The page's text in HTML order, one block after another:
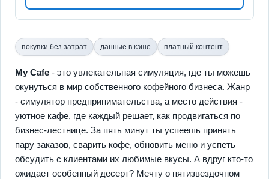
покупки без затрат данные в кэше платный контент
My Cafe - это увлекательная симуляция, где ты можешь
окунуться в мир собственного кофейного бизнеса. Жанр
- симулятор предпринимательства, а место действия -
уютное кафе, где каждый решает, как продвигаться по
бизнес-лестнице. За пять минут ты успеешь принять
пару заказов, сварить кофе, обновить меню и успеть
обсудить с клиентами их любимые вкусы. А вдруг кто-то
ожидает особенный десерт? Мечту о пятизвездочном